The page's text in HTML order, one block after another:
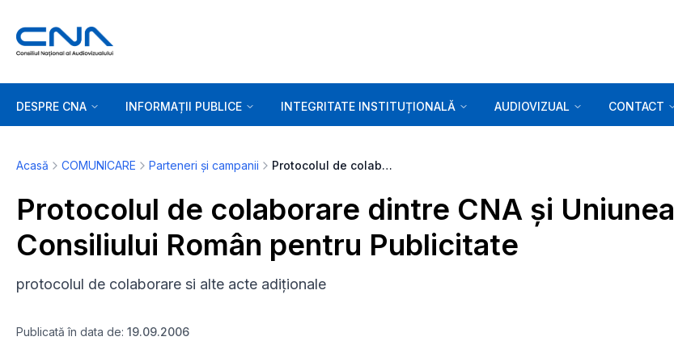
DESPRE CNA INFORMAȚII PUBLICE INTEGRITATE INSTITUȚIONALĂ AUDIOVIZUAL CONTACT
Acasă COMUNICARE Parteneri și campanii Protocolul de colaborare dintre CNA și Uniunea Consiliului Român pentru Publicitate
Protocolul de colaborare dintre CNA și Uniunea
Consiliului Român pentru Publicitate
protocolul de colaborare si alte acte adiționale
Publicată în data de: 19.09.2006